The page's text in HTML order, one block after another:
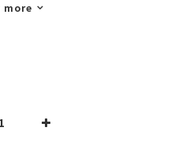
more